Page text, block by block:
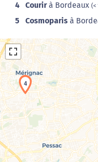
4 Courirà Bordeaux (<
5 Cosmoparis à
4